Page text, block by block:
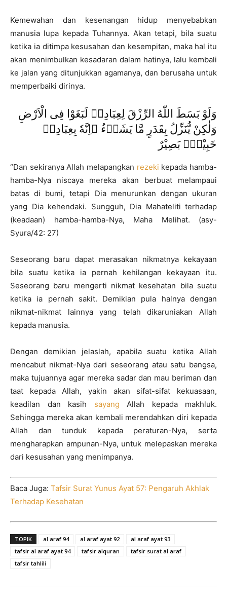
Kemewahan dan kesenangan hidup menyebabkan
manusia lupa kepada Tuhannya. Akan tetapi, bila suatu
ketika ia ditimpa kesusahan dan kesempitan, maka hal itu
akan menimbulkan kesadaran dalam hatinya, lalu kembali
ke jalan yang ditunjukkan agamanya, dan berusaha untuk
memperbaiki dirinya.
وَلَوْ بَسَطَ اللّٰهُ الرِّزْقَ لِعِبَادِهٖ لَبَغَوْا فِى الْاَرْضِ
وَلٰكِنْ يُّنَزِّلُ بِقَدَرٍ مَّا يَشَاۤءُ ۗاِنَّهٗ بِعِبَادِهٖ
خَبِيْرٌۢ بَصِيْرٌ
“Dan sekiranya Allah melapangkan rezeki kepada hamba-
hamba-Nya niscaya mereka akan berbuat melampaui
batas di bumi, tetapi Dia menurunkan dengan ukuran
yang Dia kehendaki. Sungguh, Dia Mahateliti terhadap
(keadaan) hamba-hamba-Nya, Maha Melihat. (asy-
Syura/42: 27)
Seseorang baru dapat merasakan nikmatnya kekayaan
bila suatu ketika ia pernah kehilangan kekayaan itu.
Seseorang baru mengerti nikmat kesehatan bila suatu
ketika ia pernah sakit. Demikian pula halnya dengan
nikmat-nikmat lainnya yang telah dikaruniakan Allah
kepada manusia.
Dengan demikian jelaslah, apabila suatu ketika Allah
mencabut nikmat-Nya dari seseorang atau satu bangsa,
maka tujuannya agar mereka sadar dan mau beriman dan
taat kepada Allah, yakin akan sifat-sifat kekuasaan,
keadilan dan kasih sayang Allah kepada makhluk.
Sehingga mereka akan kembali merendahkan diri kepada
Allah dan tunduk kepada peraturan-Nya, serta
mengharapkan ampunan-Nya, untuk melepaskan mereka
dari kesusahan yang menimpanya.
Baca Juga: Tafsir Surat Yunus Ayat 57: Pengaruh Akhlak
Terhadap Kesehatan
TOPIK al araf 94 al araf ayat 92
al araf ayat 93
tafsir al araf ayat 94
tafsir alquran
tafsir surat al araf
tafsir tahlili